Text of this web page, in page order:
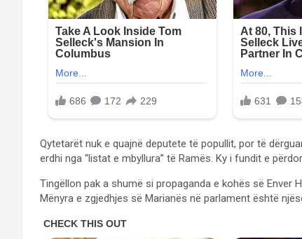
Qytetarët nuk e quajnë deputete të popullit, por të
erdhi nga “listat e mbyllura” të Ramës. Ky i fundit e
Tingëllon pak a shumë si propaganda e kohës së Enver
Mënyra e zgjedhjes së Marianës në parlament është